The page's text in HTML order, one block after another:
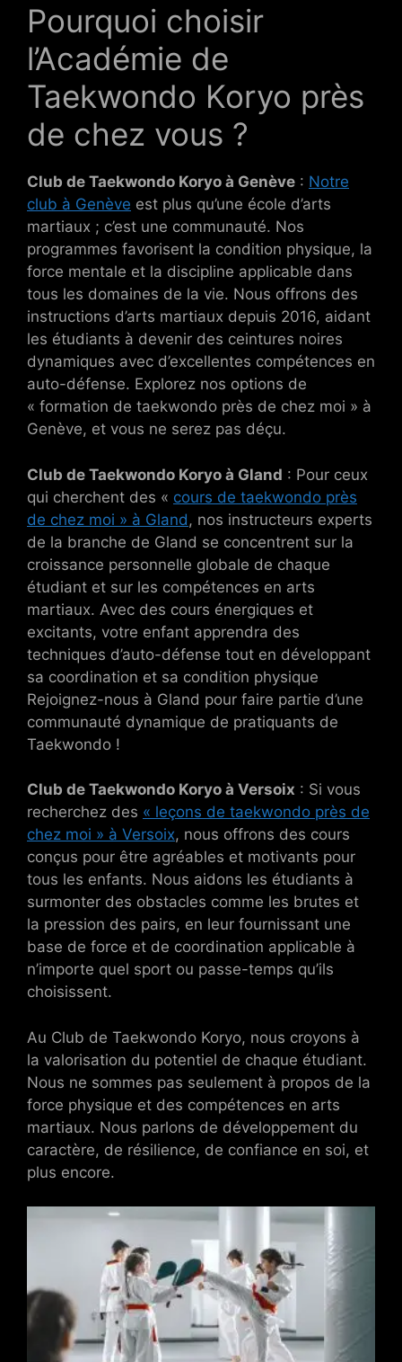
Pourquoi choisir
l’Académie de
Taekwondo Koryo près
de chez vous ?
Club de Taekwondo Koryo à Genève : Notre
club à Genève est plus qu’une école d’arts
martiaux ; c’est une communauté. Nos
programmes favorisent la condition physique, la
force mentale et la discipline applicable dans
tous les domaines de la vie. Nous offrons des
instructions d’arts martiaux depuis 2016, aidant
les étudiants à devenir des ceintures noires
dynamiques avec d’excellentes compétences en
auto-défense. Explorez nos options de
« formation de taekwondo près de chez moi » à
Genève, et vous ne serez pas déçu.
Club de Taekwondo Koryo à Gland : Pour ceux
qui cherchent des « cours de taekwondo près
de chez moi » à Gland , nos instructeurs experts
de la branche de Gland se concentrent sur la
croissance personnelle globale de chaque
étudiant et sur les compétences en arts
martiaux. Avec des cours énergiques et
excitants, votre enfant apprendra des
techniques d’auto-défense tout en développant
sa coordination et sa condition physique
Rejoignez-nous à Gland pour faire partie d’une
communauté dynamique de pratiquants de
Taekwondo !
Club de Taekwondo Koryo à Versoix : Si vous
recherchez des « leçons de taekwondo près de
chez moi » à Versoix, nous offrons des cours
conçus pour être agréables et motivants pour
tous les enfants. Nous aidons les étudiants à
surmonter des obstacles comme les brutes et
la pression des pairs, en leur fournissant une
base de force et de coordination applicable à
n’importe quel sport ou passe-temps qu’ils
choisissent.
Au Club de Taekwondo Koryo, nous croyons à
la valorisation du potentiel de chaque étudiant.
Nous ne sommes pas seulement à propos de la
force physique et des compétences en arts
martiaux. Nous parlons de développement du
caractère, de résilience, de confiance en soi, et
plus encore.